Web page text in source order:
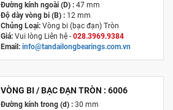
Đường kính ngoài (D) :47 mm
Độ dày vòng bi (B) :12 mm
Chủng Loại: Vòng bi (bạc đạn) Tròn
Giá:Vui lòng Liên hệ - 028.3969.9384
Email: info@tandailongbearings.com.vn
VÒNG BI / BẠC ĐẠN TRÒN : 6006
Đường kính trong (d) :30 mm